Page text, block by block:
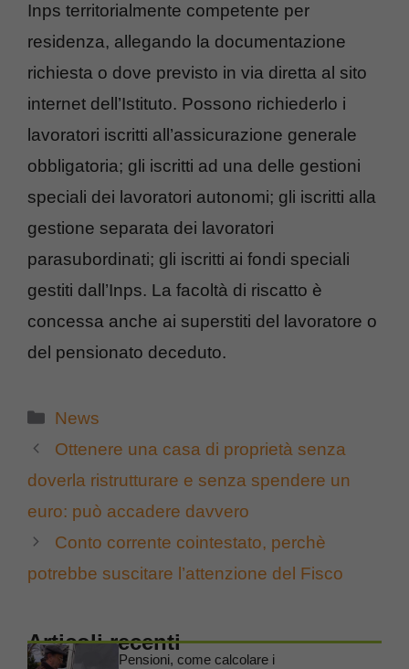
Inps territorialmente competente per
residenza, allegando la documentazione
richiesta o dove previsto in via diretta al sito
internet dell’Istituto. Possono richiederlo i
lavoratori iscritti all’assicurazione generale
obbligatoria; gli iscritti ad una delle gestioni
speciali dei lavoratori autonomi; gli iscritti alla
gestione separata dei lavoratori
parasubordinati; gli iscritti ai fondi speciali
gestiti dall’Inps. La facoltà di riscatto è
concessa anche ai superstiti del lavoratore o
del pensionato deceduto.
Categorie
News
Ottenere una casa di proprietà senza
doverla ristrutturare e senza spendere un
euro: può accadere davvero
Conto corrente cointestato, perchè
potrebbe suscitare l’attenzione del Fisco
Articoli recenti
Pensioni, come calcolare i